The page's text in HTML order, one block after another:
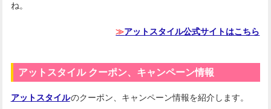
ね。
≫アットスタイル公式サイトはこちら
アットスタイル クーポン、キャンペーン情報
アットスタイルのクーポン、キャンペーン情報を紹介します。